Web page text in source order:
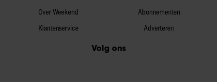
Over Weekend
Klantenservice
Abonnementen
Adverteren
Volg ons